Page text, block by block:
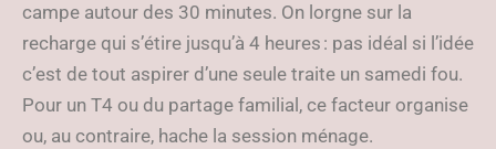
campe autour des 30 minutes. On lorgne sur la
recharge qui s’étire jusqu’à 4 heures : pas idéal si l’idée
c’est de tout aspirer d’une seule traite un samedi fou.
Pour un T4 ou du partage familial, ce facteur organise
ou, au contraire, hache la session ménage.